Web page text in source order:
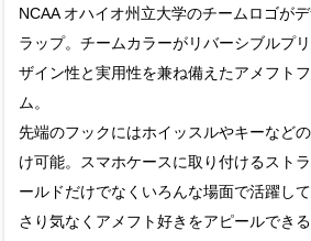
NCAA オハイオ州立大学のチームロゴが
ラップ。チームカラーがリバーシブルプ
ザイン性と実用性を兼ね備えたアメフト
ム。
先端のフックにはホイッスルやキーなど
け可能。スマホケースに取り付けるスト
ールドだけでなくいろんな場面で活躍して
さり気なくアメフト好きをアピールでき